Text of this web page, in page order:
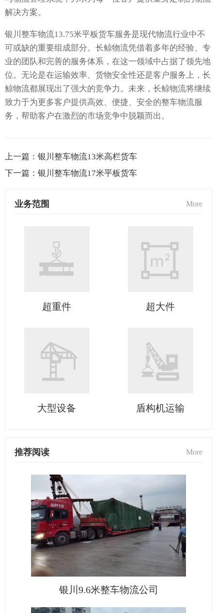
解决方案。
银川整车物流13.75米平板货车服务是现代物流行业中不
可或缺的重要组成部分。长鲸物流凭借着多年的经验、专
业的团队和完善的服务体系，在这一领域中占据了领先地
位。无论是在运输效率、货物安全性还是客户服务上，长
鲸物流都展现出了强大的竞争力。未来，长鲸物流将继续
致力于为更多客户提供高效、便捷、安全的整车物流服
务，帮助客户在激烈的市场竞争中脱颖而出。
上一篇： 银川整车物流13米高栏货车
下一篇： 银川整车物流17米平板货车
业务范围 More
超重件 超大件
大型设备 盾构机运输
推荐阅读 More
银川9.6米整车物流公司